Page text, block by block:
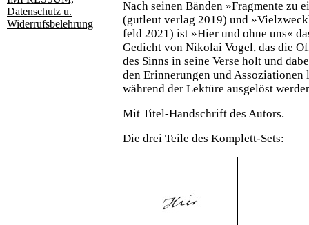
Datenschutz u.
Widerrufsbelehrung
Nach seinen Bänden »Fragmente zu
(gutleut verlag 2019) und
feld 2021) ist »Hier und ohne uns«
Gedicht von Nikolai Vogel, das die
des Sinns in seine Verse holt und
den Erinnerungen und
während der Lektüre ausgelöst
Mit Titel-Handschrift des Autors.
Die drei Teile des Komplett-Sets: